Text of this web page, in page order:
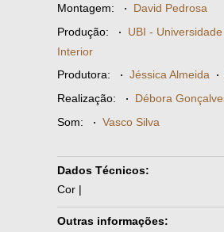
Montagem: · David Pedrosa
Produção: · UBI -
Interior
Produtora: · Jéssica Almeida ·
Realização: · Débora
Som: · Vasco Silva
Dados Técnicos:
Cor |
Outras informações: